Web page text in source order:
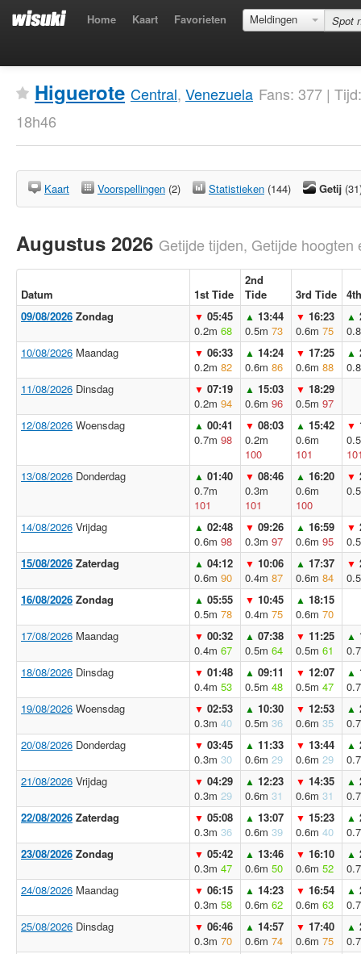
Home Kaart Favorieten Meldingen
Higuerote Central, Venezuela Fans: 377 |
18h46
Kaart Voorspellingen (2) Statistieken (144) Getij
Augustus 2026 Getijde tijden, Getijde hoogten
Datum 1st Tide
2nd
Tide
3rd Tide
09/08/2026 Zondag ▼ 05:45
0.2m 68
▲ 13:44
0.5m 73
▼ 16:23
0.6m 75
▲
10/08/2026 Maandag ▼ 06:33
0.2m 82
▲ 14:24
0.6m 86
▼ 17:25
0.6m 88
▲
11/08/2026 Dinsdag ▼ 07:19
0.2m 94
▲ 15:03
0.6m 96
▼ 18:29
0.5m 97
12/08/2026 Woensdag ▲ 00:41
0.7m 98
▼ 08:03
0.2m
100
▲ 15:42
0.6m
101
▼
13/08/2026 Donderdag ▲ 01:40
0.7m
101
▼ 08:46
0.3m
101
▲ 16:20
0.6m
100
▼
14/08/2026 Vrijdag ▲ 02:48
0.6m 98
▼ 09:26
0.3m 97
▲ 16:59
0.6m 95
▼
15/08/2026 Zaterdag ▲ 04:12
0.6m 90
▼ 10:06
0.4m 87
▲ 17:37
0.6m 84
▼
16/08/2026 Zondag ▲ 05:55
0.5m 78
▼ 10:45
0.4m 75
▲ 18:15
0.6m 70
17/08/2026 Maandag ▼ 00:32
0.4m 67
▲ 07:38
0.5m 64
▼ 11:25
0.5m 61
▲
18/08/2026 Dinsdag ▼ 01:48
0.4m 53
▲ 09:11
0.5m 48
▼ 12:07
0.5m 47
▲
19/08/2026 Woensdag ▼ 02:53
0.3m 40
▲ 10:30
0.5m 36
▼ 12:53
0.6m 35
▲
20/08/2026 Donderdag ▼ 03:45
0.3m 30
▲ 11:33
0.6m 29
▼ 13:44
0.6m 29
▲
21/08/2026 Vrijdag ▼ 04:29
0.3m 29
▲ 12:23
0.6m 31
▼ 14:35
0.6m 31
▲
22/08/2026 Zaterdag ▼ 05:08
0.3m 36
▲ 13:07
0.6m 39
▼ 15:23
0.6m 40
▲
23/08/2026 Zondag ▼ 05:42
0.3m 47
▲ 13:46
0.6m 50
▼ 16:10
0.6m 52
▲
24/08/2026 Maandag ▼ 06:15
0.3m 58
▲ 14:23
0.6m 62
▼ 16:54
0.6m 63
▲
25/08/2026 Dinsdag ▼ 06:46
0.3m 70
▲ 14:57
0.6m 74
▼ 17:40
0.6m 75
▲